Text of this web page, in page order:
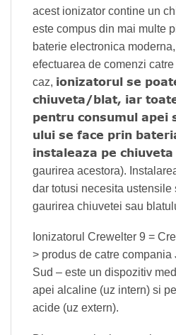
acest ionizator contine un
este compus din mai multe
baterie electronica
efectuarea de comenzi
caz, ionizatorul se
chiuveta/blat, iar
pentru consumul apei
ului se face prin
instaleaza pe
gaurirea acestora).
dar totusi necesita ustensile
gaurirea chiuvetei sau
Ionizatorul Crewelter 9 =
> produs de catre
Sud – este un dispozitiv
apei alcaline (uz intern) si
acide (uz extern).